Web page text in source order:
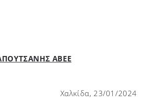
ΑΒΕΕ
Χαλκίδα, 23/01/2024